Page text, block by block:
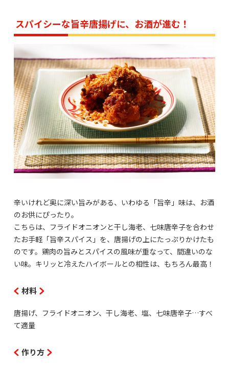
スパイシーな旨辛唐揚げに、お酒が進む！
辛いけれど奥に深い旨みがある、いわゆる「旨辛」味は、お酒
のお供にぴったり。
こちらは、フライドオニオンと干し海老、七味唐辛子を合わせ
たお手軽「旨辛スパイス」を、唐揚げの上にたっぷりかけたも
のです。鶏肉の旨みとスパイスの風味が重なって、間違いのな
い味。キリッと冷えたハイボールとの相性は、もちろん最高！
材料
唐揚げ、フライドオニオン、干し海老、塩、七味唐辛子…すべ
て適量
作り方